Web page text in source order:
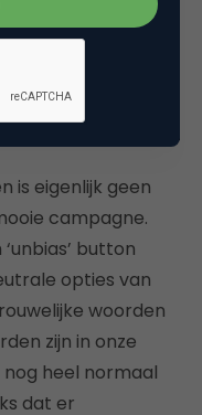
is eigenlijk geen
campagne.
button
opties van
woorden
zijn in onze
heel normaal
dat er